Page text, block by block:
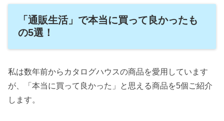
「通販生活」で本当に買って良かったも
の5選！
私は数年前からカタログハウスの商品を愛用しています
が、「本当に買って良かった」と思える商品を5個ご紹介
します。